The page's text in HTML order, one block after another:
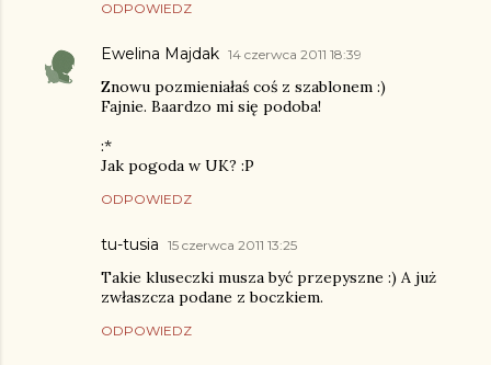
ODPOWIEDZ
Ewelina Majdak 14 czerwca 2011 18:39
Znowu pozmieniałaś coś z szablonem :)
Fajnie. Baardzo mi się podoba!
:*
Jak pogoda w UK? :P
ODPOWIEDZ
tu-tusia 15 czerwca 2011 13:25
Takie kluseczki musza być przepyszne :) A już
zwłaszcza podane z boczkiem.
ODPOWIEDZ